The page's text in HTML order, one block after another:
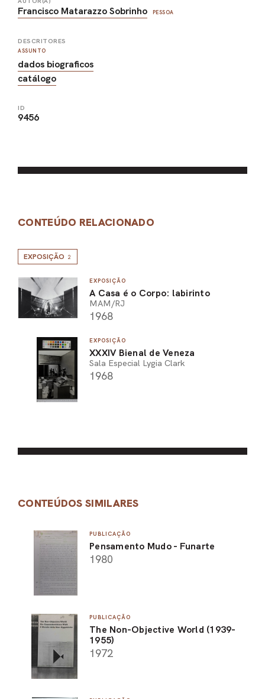
Francisco Matarazzo Sobrinho PESSOA
DESCRITORES
ASSUNTO
dados biograficos
catálogo
ID
9456
CONTEÚDO RELACIONADO
EXPOSIÇÃO 2
EXPOSIÇÃO
A Casa é o Corpo: labirinto
MAM/RJ
1968
EXPOSIÇÃO
XXXIV Bienal de Veneza
Sala Especial Lygia Clark
1968
CONTEÚDOS SIMILARES
PUBLICAÇÃO
Pensamento Mudo - Funarte
1980
PUBLICAÇÃO
The Non-Objective World (1939-
1955)
1972